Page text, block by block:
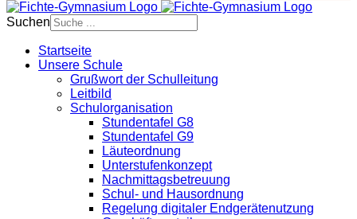
Suchen
Startseite
Unsere Schule
Grußwort der Schulleitung
Leitbild
Schulorganisation
Stundentafel G8
Stundentafel G9
Läuteordnung
Unterstufenkonzept
Nachmittagsbetreuung
Schul- und Hausordnung
Regelung digitaler Endgeräte­nutzung